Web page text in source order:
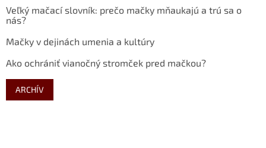
Veľký mačací slovník: prečo mačky mňaukajú a trú sa o
nás?
Mačky v dejinách umenia a kultúry
Ako ochrániť vianočný stromček pred mačkou?
ARCHÍV